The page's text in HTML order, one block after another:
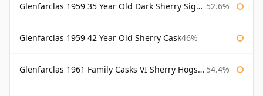
Glenfarclas 1959 35 Year Old Dark Sherry Signatory 52.6%
Glenfarclas 1959 42 Year Old Sherry Cask46%
Glenfarclas 1961 Family Casks VI Sherry Hogshead #1326 54.4%